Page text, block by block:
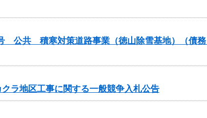
公共 積寒対策道路事業（徳山除雪基地）（債
ラ地区工事に関する一般競争入札公告